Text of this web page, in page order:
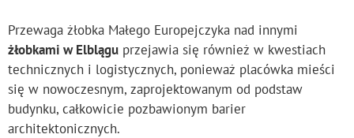
Przewaga żłobka Małego Europejczyka nad innymi
żłobkami w Elblągu przejawia się również w kwestiach
technicznych i logistycznych, ponieważ placówka mieści
się w nowoczesnym, zaprojektowanym od podstaw
budynku, całkowicie pozbawionym barier
architektonicznych.